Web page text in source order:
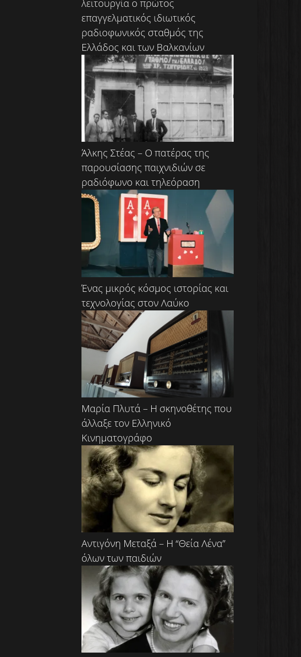
λειτουργία ο πρώτος
επαγγελματικός ιδιωτικός
ραδιοφωνικός σταθμός της
Ελλάδος και των Βαλκανίων
Άλκης Στέας – Ο πατέρας της
παρουσίασης παιχνιδιών σε
ραδιόφωνο και τηλεόραση
Ένας μικρός κόσμος ιστορίας και
τεχνολογίας στον Λαύκο
Μαρία Πλυτά – Η σκηνοθέτης που
άλλαξε τον Ελληνικό
Κινηματογράφο
Αντιγόνη Μεταξά – Η “Θεία Λένα”
όλων των παιδιών